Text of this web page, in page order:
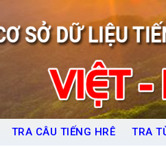
TRA CÂU TIẾNG HRÊ TRA